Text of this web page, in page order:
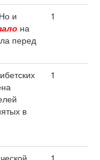
и
на
перед
1
в
1
1